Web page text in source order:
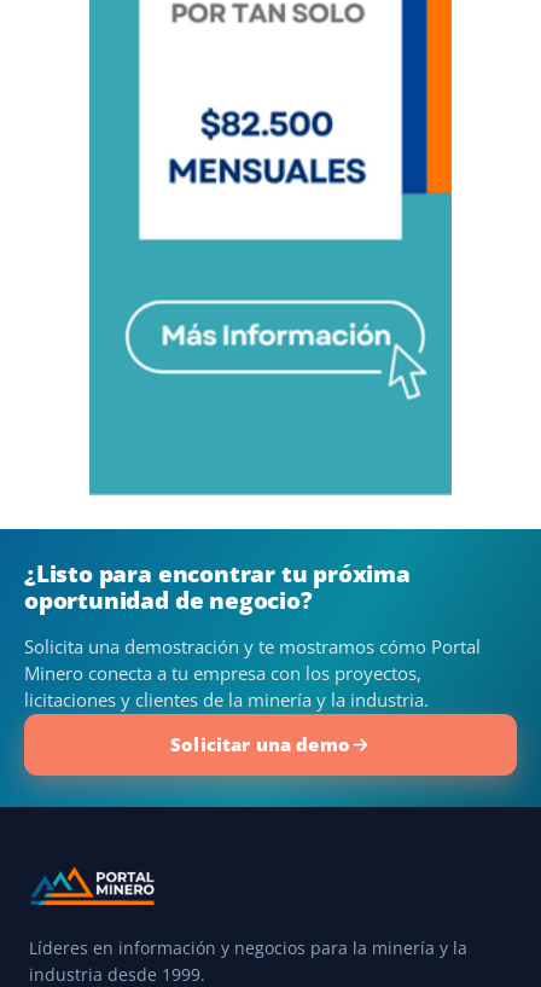
¿Listo para encontrar tu próxima
oportunidad de negocio?
Solicita una demostración y te mostramos cómo Portal
Minero conecta a tu empresa con los proyectos,
licitaciones y clientes de la minería y la industria.
Solicitar una demo
Líderes en información y negocios para la minería y la
industria desde 1999.